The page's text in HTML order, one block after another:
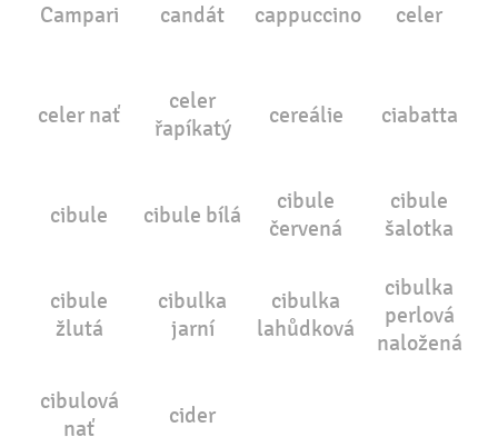
Campari candát cappuccino celer
celer nať
celer
řapíkatý
cereálie ciabatta
cibule cibule bílá
cibule
červená
cibule
šalotka
cibule
žlutá
cibulka
jarní
cibulka
lahůdková
cibulka
perlová
naložená
cibulová
nať
cider